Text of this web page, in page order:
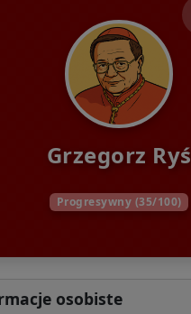
Grzegorz Ryś
Progresywny (35/100)
osobiste